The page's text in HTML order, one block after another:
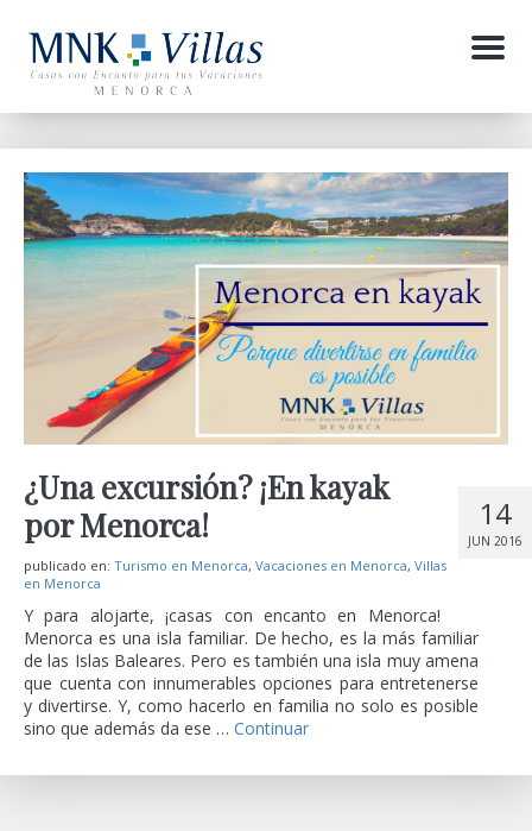
Menu
14
JUN 2016
¿Una excursión? ¡En kayak
por Menorca!
publicado en: Turismo en Menorca, Vacaciones en Menorca, Villas
en Menorca
Y para alojarte, ¡casas con encanto en Menorca!
Menorca es una isla familiar. De hecho, es la más familiar
de las Islas Baleares. Pero es también una isla muy amena
que cuenta con innumerables opciones para entretenerse
y divertirse. Y, como hacerlo en familia no solo es posible
sino que además da ese … Continuar